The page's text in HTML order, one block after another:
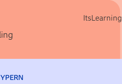
ItsLearning